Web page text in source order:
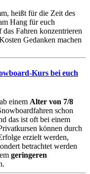
heißt für die Zeit des
Hang für euch
Fahren konzentrieren
Gedanken machen
Kurs bei euch
einem Alter von 7/8
schon
das ist oft bei einem
können durch
erzielt werden,
betrachtet werden
geringeren